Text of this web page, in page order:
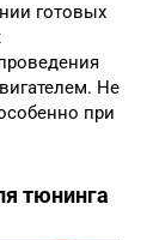
готовых
Не
при
тюнинга